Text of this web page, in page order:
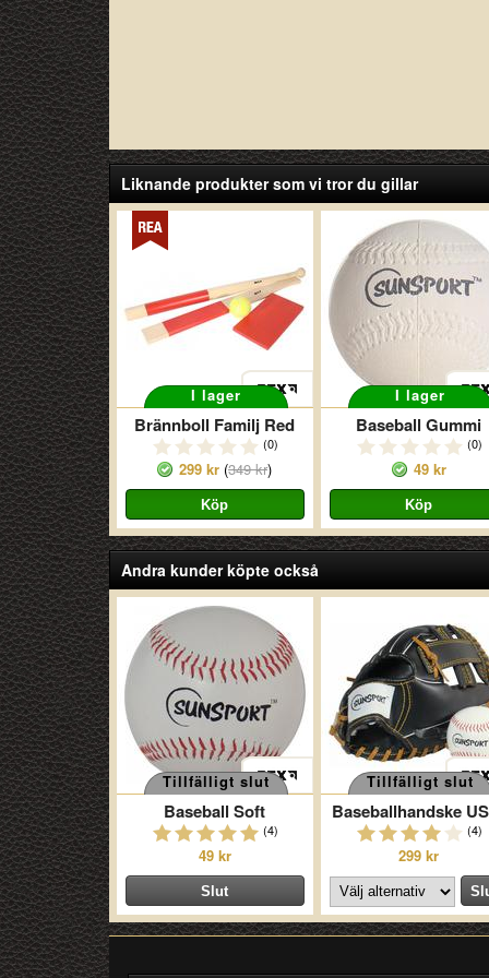
Liknande produkter som vi tror du gillar
I lager
Brännboll Familj Red
(0)
299 kr (349 kr)
I lager
Baseball Gummi
(0)
49 kr
Andra kunder köpte också
Tillfälligt slut
Baseball Soft
(4)
49 kr
Tillfälligt slut
Baseballhandske
(4)
299 kr